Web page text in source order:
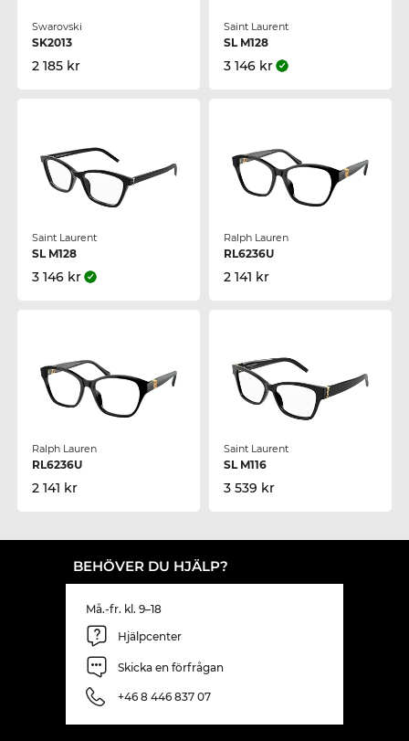
Swarovski
SK2013
2 185 kr
Saint Laurent
SL M128
3 146 kr
Saint Laurent
SL M128
3 146 kr
Ralph Lauren
RL6236U
2 141 kr
Ralph Lauren
RL6236U
2 141 kr
Saint Laurent
SL M116
3 539 kr
BEHÖVER DU HJÄLP?
Må.-fr. kl. 9–18
Hjälpcenter
Skicka en förfrågan
+46 8 446 837 07